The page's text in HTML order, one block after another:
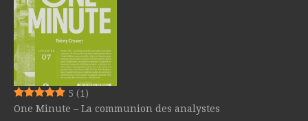
5 (1)
One Minute – La communion des analystes